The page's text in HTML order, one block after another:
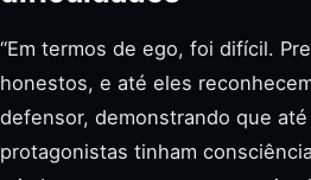
“Em termos de ego, foi difícil.
honestos, e até eles
defensor, demonstrando que
protagonistas tinham